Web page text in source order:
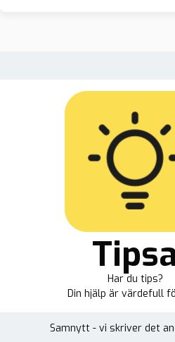
Har du tips?
Din hjälp är värdefull
Samnytt - vi skriver det